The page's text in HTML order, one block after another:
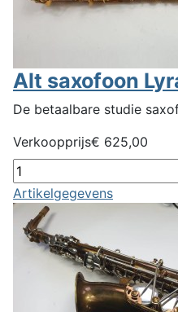
Alt saxofoon
De betaalbare studie
Verkoopprijs€ 625,00
Artikelgegevens